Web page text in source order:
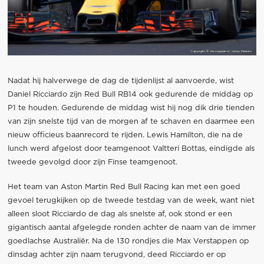
Nadat hij halverwege de dag de tijdenlijst al aanvoerde, wist
Daniel Ricciardo zijn Red Bull RB14 ook gedurende de middag op
P1 te houden. Gedurende de middag wist hij nog dik drie tienden
van zijn snelste tijd van de morgen af te schaven en daarmee een
nieuw officieus baanrecord te rijden. Lewis Hamilton, die na de
lunch werd afgelost door teamgenoot Valtteri Bottas, eindigde als
tweede gevolgd door zijn Finse teamgenoot.
Het team van Aston Martin Red Bull Racing kan met een goed
gevoel terugkijken op de tweede testdag van de week, want niet
alleen sloot Ricciardo de dag als snelste af, ook stond er een
gigantisch aantal afgelegde ronden achter de naam van de immer
goedlachse Australiër. Na de 130 rondjes die Max Verstappen op
dinsdag achter zijn naam terugvond, deed Ricciardo er op